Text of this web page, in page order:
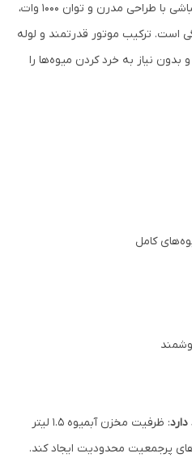
آبمیوه‌گیری ME-JC3013 از برند مباشی با طراحی مدرن و توان 1000 وات،
است. ترکیب موتور قدرتمند و لوله
نیاز به خرد کردن میوه‌ها را
: ظرفیت مخزن آبمیوه 1.5 لیتر
پرجمعیت محدودیت ایجاد کند.